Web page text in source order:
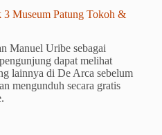
3 Museum Patung Tokoh &
Manuel Uribe sebagai
dapat melihat
lainnya di De Arca sebelum
mengunduh secara gratis